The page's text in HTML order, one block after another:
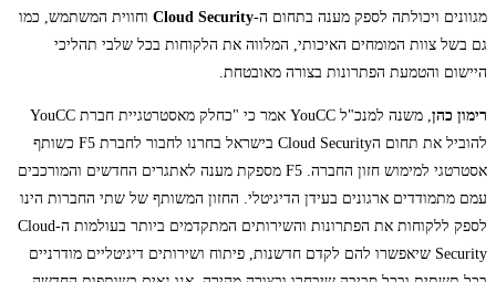
מגוונים ויכולתה לספק מענה בתחום ה-Cloud Security וחווית המשתמש, כמו
גם בשל צוות המומחים האיכותי, המלווה את הלקוחות בכל שלבי תהליכי
היישום והטמעת הפתרונות בצורה מאובטחת.
רימון כהן
, משנה למנכ"ל YouCC אמר כי "כחלק מאסטרטגיית חברת YouCC
להוביל את תחום הCloud Security בישראל בחרנו לחבור לחברת F5 כשותף
אסטרטגי למימוש חזון החברה. F5 מספקת מענה לאתגרים החדשים והמורכבים
עמם מתמודדים ארגונים בעידן הדיגיטלי. החזון המשותף של שתי החברות הינו
לספק ללקוחות את הפתרונות והשירותים המתקדמים ביותר בעולמות ה-Cloud
Security שיאפשרו להם לקדם חדשנות, פיתוח ושירותים דיגיטליים מודרניים